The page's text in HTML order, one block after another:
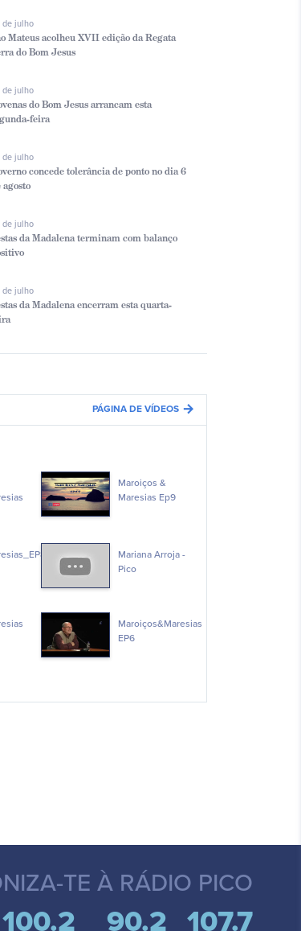
de julho
Mateus acolheu XVII edição da Regata
do Bom Jesus
de julho
do Bom Jesus arrancam esta
feira
de julho
concede tolerância de ponto no dia 6
agosto
de julho
da Madalena terminam com balanço
de julho
da Madalena encerram esta quarta-
PÁGINA DE VÍDEOS arrow_forward
Maroiços &
Maresias Ep9
Mariana Arroja -
Pico
Maroiços&Maresias
EP6
TE À RÁDIO PICO
100.2 90.2 107.7